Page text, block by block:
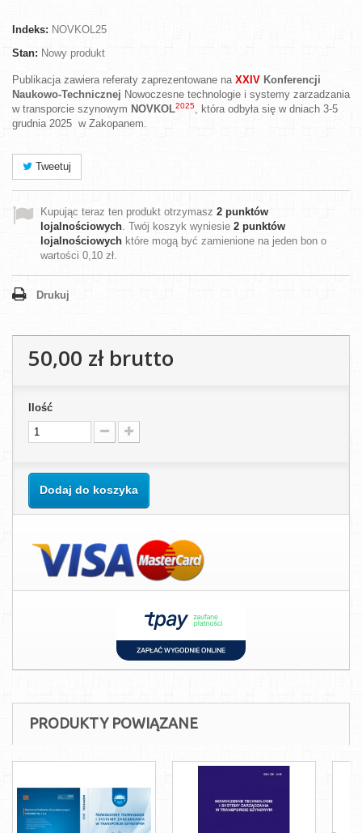
Indeks: NOVKOL25
Stan: Nowy produkt
Publikacja zawiera referaty zaprezentowane na XXIV Konferencji
Naukowo-Technicznej Nowoczesne technologie i systemy zarzadzania
w transporcie szynowym NOVKOL2025, która odbyła się w dniach 3-5
grudnia 2025 w Zakopanem.
Tweetuj
Kupując teraz ten produkt otrzymasz 2 punktów
lojalnościowych. Twój koszyk wyniesie 2 punktów
lojalnościowych które mogą być zamienione na jeden bon o
wartości 0,10 zł.
Drukuj
50,00 złbrutto
Ilość
Dodaj do koszyka
PRODUKTY POWIĄZANE